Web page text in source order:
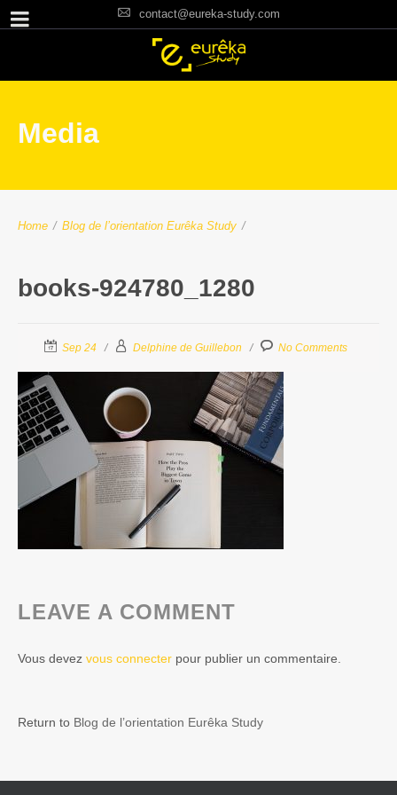
contact@eureka-study.com
Media
Home / Blog de l’orientation Eurêka Study /
books-924780_1280
Sep 24 Delphine de Guillebon No Comments
LEAVE A COMMENT
Vous devez vous connecter pour publier un commentaire.
Return to Blog de l’orientation Eurêka Study